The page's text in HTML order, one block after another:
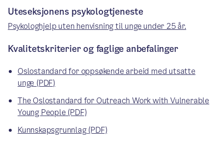
Uteseksjonens psykologtjeneste
Psykologhjelp uten henvisning til unge under 25 år.
Kvalitetskriterier og faglige anbefalinger
Oslostandard for oppsøkende arbeid med utsatte
unge (PDF)
The Oslostandard for Outreach Work with Vulnerable
Young People (PDF)
Kunnskapsgrunnlag (PDF)